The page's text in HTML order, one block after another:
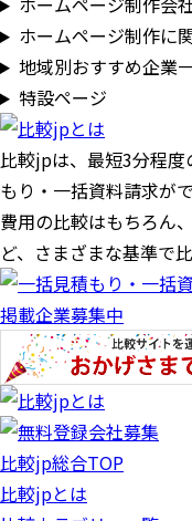
ホームページ制作に
地域別おすすめ企業
特設ページ
比較jpは、 最短3分程度
もり・一括資料請求が
費用の比較はもちろん
ど、さまざまな基準で
掲載企業募集中
比較jp総合TOP
比較jpとは